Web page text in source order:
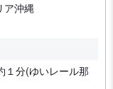
ア沖縄
１分(ゆいレール那